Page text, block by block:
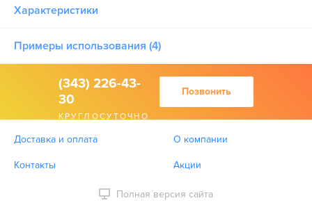
Характеристики
Примеры использования (4)
(343) 226-43-
30
КРУГЛОСУТОЧНО
Позвонить
Доставка и оплата О компании
Контакты Акции
Полная версия сайта